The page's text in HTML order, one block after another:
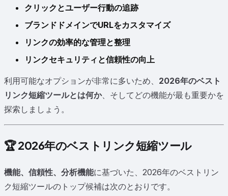
クリックとユーザー行動の追跡
ブランドドメインでURLをカスタマイズ
リンクの効率的な管理と整理
リンクセキュリティと信頼性の向上
利用可能なオプションが非常に多いため、 2026年のベスト
リンク短縮ツールとは何か、そしてどの機能が最も重要かを
探索しましょう。
🏆 2026年のベストリンク短縮ツール
機能、信頼性、分析機能に基づいた、2026年のベストリン
ク短縮ツールのトップ候補は次のとおりです。